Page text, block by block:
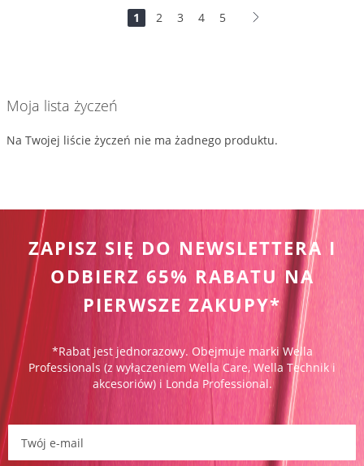
Strona
Jesteś
1 Strona
2 Strona
3 Strona
4 Strona
5
Moja lista życzeń
Na Twojej liście życzeń nie ma żadnego produktu.
ZAPISZ SIĘ DO NEWSLETTERA I
ODBIERZ 65% RABATU NA
PIERWSZE ZAKUPY*
*Rabat jest jednorazowy. Obejmuje marki Wella
Professionals (z wyłączeniem Wella Care, Wella Technik i
akcesoriów) i Londa Professional.
Zapisz się do newslettera: